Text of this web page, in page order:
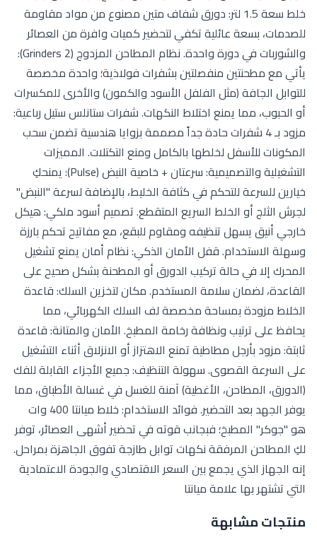
خلط سعة 1.5 لتر: دورق شفاف متين مصنوع من مواد مقاومة
للصدمات، بسعة عائلية تكفي لتحضير كميات وافرة من العصائر
والشوربات في دورة واحدة. نظام المطاحن المزدوج (2 Grinders):
يأتي مع مطحنتين منفصلتين بشفرات فولاذية؛ واحدة مخصصة
للتوابل الجافة (مثل الفلفل الأسود والكمون) والأخرى للمكسرات
أو الحبوب، مما يمنع اختلاط النكهات. شفرات ستانلس ستيل رباعية:
مزود بـ 4 شفرات حادة جداً مصممة بزوايا هندسية تضمن سحب
المكونات للأسفل لخلطها بالكامل ومنع التكتلات. المميزات
التشغيلية والتصميمية: سرعتان + خاصية النبض (Pulse): يمنحكِ
خيارين للسرعة للتحكم في كثافة الخليط، بالإضافة لسرعة "النبض"
لجرش الثلج أو الخلط السريع المتقطع. تصميم أسود ملكي: هيكل
خارجي أنيق يسهل تنظيفه ومقاوم للبقع، مع مفاتيح تحكم بارزة
وسهلة الاستخدام. قفل الأمان الذكي: نظام أمان يمنع تشغيل
المحرك إلا في حالة تركيب الدورق أو المطحنة بشكل صحيح على
القاعدة، لضمان سلامة المستخدم. مكان لتخزين السلك: قاعدة
الخلاط مزودة بمساحة مخصصة لف السلك الكهربائي، مما
يحافظ على ترتيب ونظافة رخامة المطبخ. الأمان والمتانة: قاعدة
ثابتة: مزود بأرجل مطاطية تمنع الاهتزاز أو الانزلاق أثناء التشغيل
على السرعة القصوى. سهولة التنظيف: جميع الأجزاء القابلة للفك
(الدورق، المطاحن، الأغطية) آمنة للغسل في غسالة الأطباق، مما
يوفر الجهد بعد التحضير. فوائد الاستخدام: خلاط ميانتا 400 وات
هو "جوكر" المطبخ؛ فبجانب قوته في تحضير أشهى العصائر، توفر
لكِ المطاحن المرفقة نكهات توابل طازجة تفوق الجاهزة بمراحل.
إنه الجهاز الذي يجمع بين السعر الاقتصادي والجودة الاعتمادية
التي تشتهر بها علامة ميانتا
منتجات مشابهة